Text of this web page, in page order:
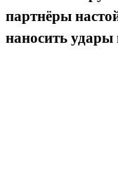
партнёры
наносить